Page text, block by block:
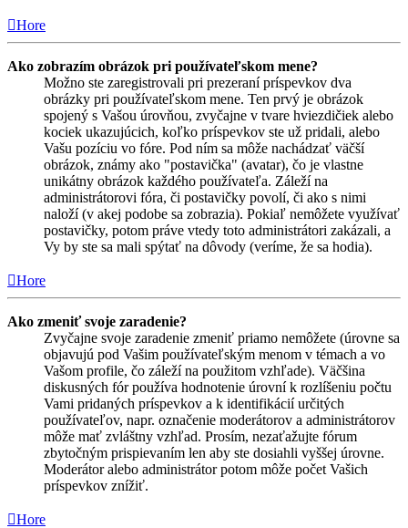
Hore
Ako zobrazím obrázok pri používateľskom mene?
Možno ste zaregistrovali pri prezeraní príspevkov dva
obrázky pri používateľskom mene. Ten prvý je obrázok
spojený s Vašou úrovňou, zvyčajne v tvare hviezdičiek alebo
kociek ukazujúcich, koľko príspevkov ste už pridali, alebo
Vašu pozíciu vo fóre. Pod ním sa môže nachádzať väčší
obrázok, známy ako "postavička" (avatar), čo je vlastne
unikátny obrázok každého používateľa. Záleží na
administrátorovi fóra, či postavičky povolí, či ako s nimi
naloží (v akej podobe sa zobrazia). Pokiaľ nemôžete využívať
postavičky, potom práve vtedy toto administrátori zakázali, a
Vy by ste sa mali spýtať na dôvody (veríme, že sa hodia).
Hore
Ako zmeniť svoje zaradenie?
Zvyčajne svoje zaradenie zmeniť priamo nemôžete (úrovne sa
objavujú pod Vašim používateľským menom v témach a vo
Vašom profile, čo záleží na použitom vzhľade). Väčšina
diskusných fór používa hodnotenie úrovní k rozlíšeniu počtu
Vami pridaných príspevkov a k identifikácií určitých
používateľov, napr. označenie moderátorov a administrátorov
môže mať zvláštny vzhľad. Prosím, nezaťažujte fórum
zbytočným prispievaním len aby ste dosiahli vyššej úrovne.
Moderátor alebo administrátor potom môže počet Vašich
príspevkov znížiť.
Hore